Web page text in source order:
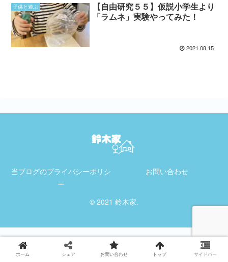
子供と遊ぶ
【自由研究５５】仮説小学生より
「ラムネ」実験やってみた！
2021.08.15
当ブログのプライバシーポリシ
ー
お問い合わせ
© 2021 鈴木家.
ホーム シェア お問い合わせ トップ サイドバー